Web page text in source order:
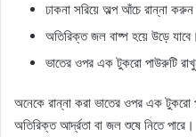
ঢাকনা সরিয়ে অল্প আঁচে রান্না করুন
অতিরিক্ত জল বাষ্প হয়ে উড়ে যাবে।
ভাতের ওপর এক টুকরো পাউরুটি
অনেকে রান্না করা ভাতের ওপর এক টুকরো
অতিরিক্ত আর্দ্রতা বা জল শুষে নিতে পারে।